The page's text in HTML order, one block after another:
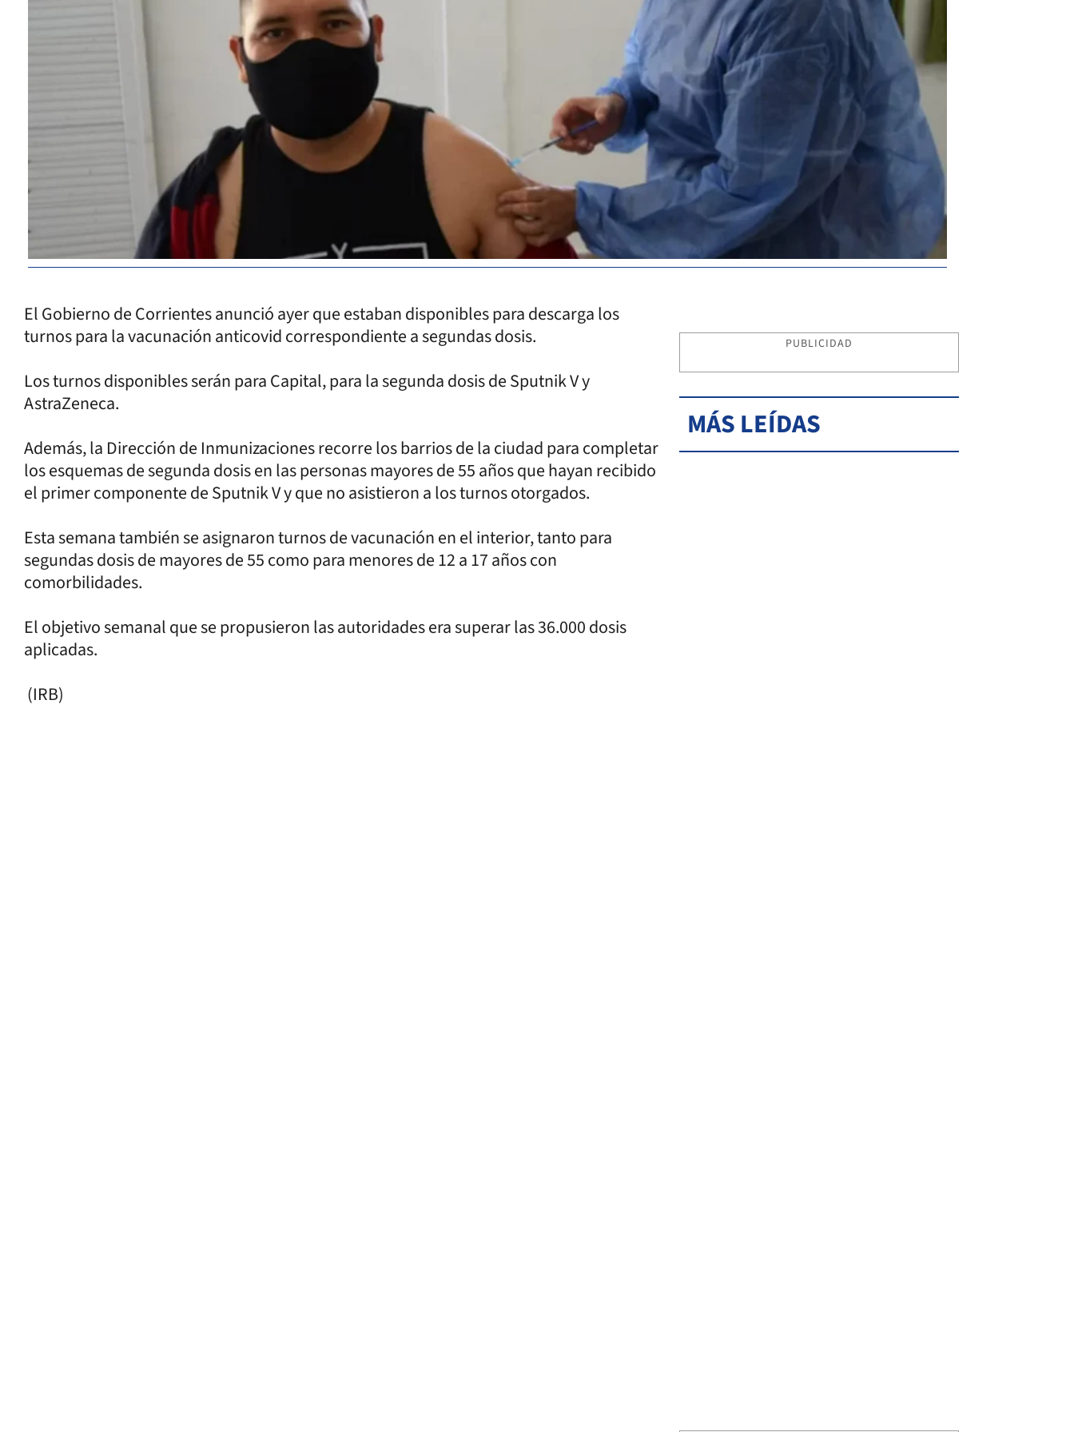
El Gobierno de Corrientes anunció ayer que estaban disponibles para descarga los
turnos para la vacunación anticovid correspondiente a segundas dosis.
Los turnos disponibles serán para Capital, para la segunda dosis de Sputnik V y
AstraZeneca.
Además, la Dirección de Inmunizaciones recorre los barrios de la ciudad para completar
los esquemas de segunda dosis en las personas mayores de 55 años que hayan recibido
el primer componente de Sputnik V y que no asistieron a los turnos otorgados.
Esta semana también se asignaron turnos de vacunación en el interior, tanto para
segundas dosis de mayores de 55 como para menores de 12 a 17 años con
comorbilidades.
El objetivo semanal que se propusieron las autoridades era superar las 36.000 dosis
aplicadas.
(IRB)
PUBLICIDAD
MÁS LEÍDAS